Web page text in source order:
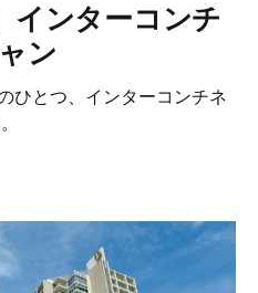
インターコンチ
ン
ひとつ、インターコンチネ